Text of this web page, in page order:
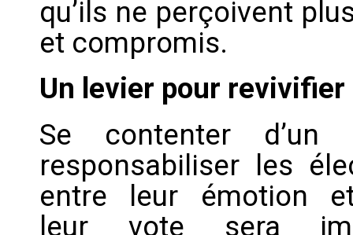
qu’ils ne perçoivent
et compromis.
Un levier pour
Se contenter
responsabiliser les
entre leur émotion
leur vote sera